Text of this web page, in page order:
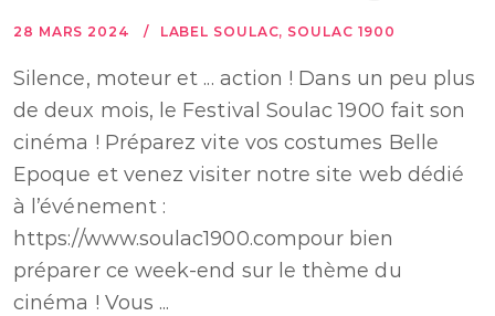
28 MARS 2024 LABEL SOULAC, SOULAC 1900
Silence, moteur et ... action ! Dans un peu plus
de deux mois, le Festival Soulac 1900 fait son
cinéma ! Préparez vite vos costumes Belle
Epoque et venez visiter notre site web dédié
à l’événement :
https://www.soulac1900.compour bien
préparer ce week-end sur le thème du
cinéma ! Vous ...